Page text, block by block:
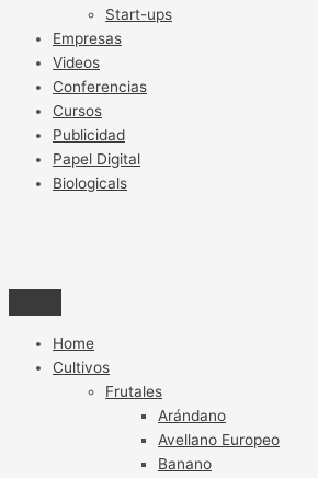
Start-ups
Empresas
Videos
Conferencias
Cursos
Publicidad
Papel Digital
Biologicals
Home
Cultivos
Frutales
Arándano
Avellano Europeo
Banano